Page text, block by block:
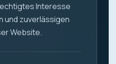
Interesse
und zuverlässigen
Website.